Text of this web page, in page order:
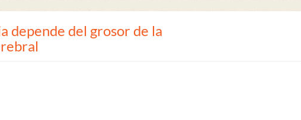
depende del grosor de la